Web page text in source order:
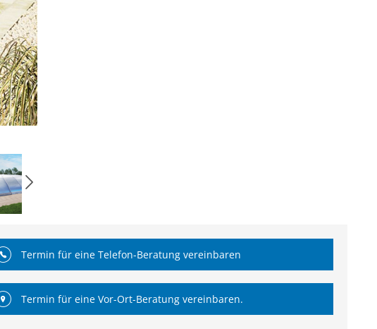
Termin für eine Telefon-Beratung vereinbaren
Termin für eine Vor-Ort-Beratung vereinbaren.